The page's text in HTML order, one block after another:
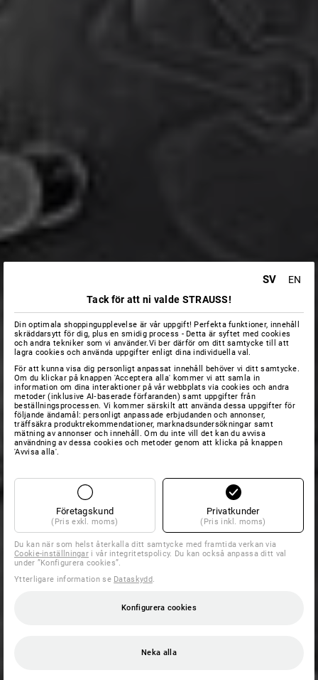
SV
EN
Tack för att ni valde STRAUSS!
Din optimala shoppingupplevelse är vår uppgift! Perfekta funktioner, innehåll
skräddarsytt för dig, plus en smidig process - Detta är syftet med cookies
och andra tekniker som vi använder.Vi ber därför om ditt samtycke till att
lagra cookies och använda uppgifter enligt dina individuella val.
För att kunna visa dig personligt anpassat innehåll behöver vi ditt samtycke.
Om du klickar på knappen 'Acceptera alla' kommer vi att samla in
information om dina interaktioner på vår webbplats via cookies och andra
metoder (inklusive AI‑baserade förfaranden) samt uppgifter från
beställningsprocessen. Vi kommer särskilt att använda dessa uppgifter för
följande ändamål: personligt anpassade erbjudanden och annonser,
träffsäkra produktrekommendationer, marknadsundersökningar samt
mätning av annonser och innehåll. Om du inte vill det kan du avvisa
användning av dessa cookies och metoder genom att klicka på knappen
'Avvisa alla'.
Företagskund
(Pris exkl. moms)
Privatkunder
(Pris inkl. moms)
Du kan när som helst återkalla ditt samtycke med framtida verkan via
Cookie-inställningar i vår integritetspolicy. Du kan också anpassa ditt val
under ”Konfigurera cookies”.
Ytterligare information se Dataskydd.
Konfigurera cookies
Neka alla